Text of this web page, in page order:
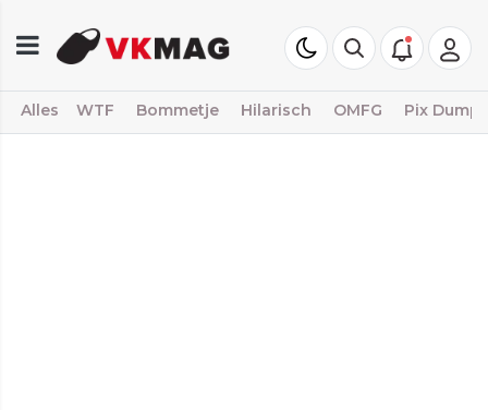
Alles WTF Bommetje Hilarisch OMFG Pix Dump